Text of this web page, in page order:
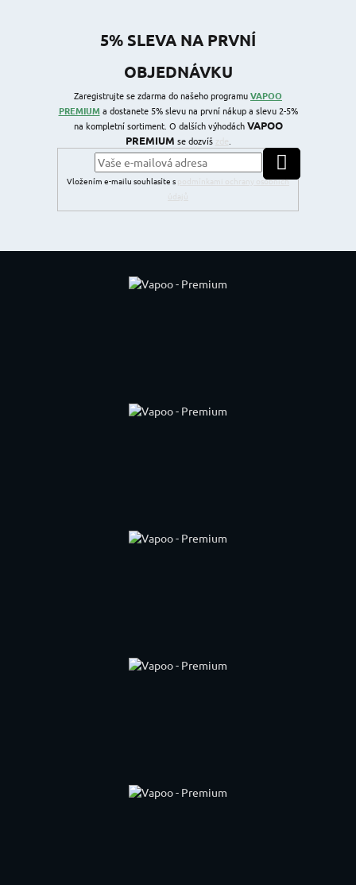
5% SLEVA NA PRVNÍ
OBJEDNÁVKU
Zaregistrujte se zdarma do našeho programuVAPOO
PREMIUM a dostanete 5% slevu na první nákup a slevu 2-5%
na kompletní sortiment. O dalších výhodáchVAPOO
PREMIUM se dozvíš
Vložením e-mailu souhlasíte s
podmínkami ochrany osobních